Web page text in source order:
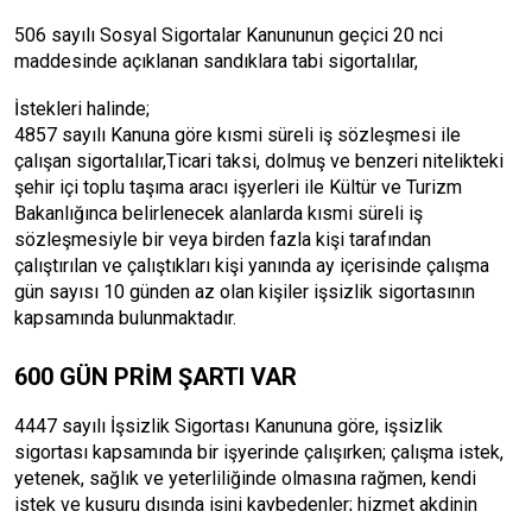
506 sayılı Sosyal Sigortalar Kanununun geçici 20 nci
maddesinde açıklanan sandıklara tabi sigortalılar,
İstekleri halinde;
4857 sayılı Kanuna göre kısmi süreli iş sözleşmesi ile
çalışan sigortalılar,Ticari taksi, dolmuş ve benzeri nitelikteki
şehir içi toplu taşıma aracı işyerleri ile Kültür ve Turizm
Bakanlığınca belirlenecek alanlarda kısmi süreli iş
sözleşmesiyle bir veya birden fazla kişi tarafından
çalıştırılan ve çalıştıkları kişi yanında ay içerisinde çalışma
gün sayısı 10 günden az olan kişiler işsizlik sigortasının
kapsamında bulunmaktadır.
600 GÜN PRİM ŞARTI VAR
4447 sayılı İşsizlik Sigortası Kanununa göre, işsizlik
sigortası kapsamında bir işyerinde çalışırken; çalışma istek,
yetenek, sağlık ve yeterliliğinde olmasına rağmen, kendi
istek ve kusuru dışında işini kaybedenler; hizmet akdinin